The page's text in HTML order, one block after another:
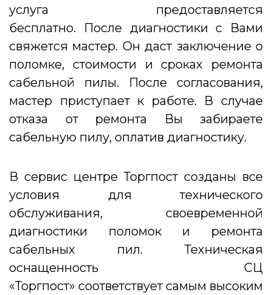
услуга предоставляется
бесплатно. После диагностики с Вами
свяжется мастер. Он даст заключение о
поломке, стоимости и сроках ремонта
сабельной пилы. После согласования,
мастер приступает к работе. В случае
отказа от ремонта Вы забираете
сабельную пилу, оплатив диагностику.
В сервис центре Торгпост созданы все
условия для технического
обслуживания, своевременной
диагностики поломок и ремонта
сабельных пил. Техническая
оснащенность СЦ
«Торгпост» соответствует самым высоким